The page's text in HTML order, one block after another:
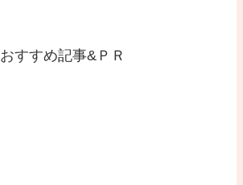
おすすめ記事&ＰＲ